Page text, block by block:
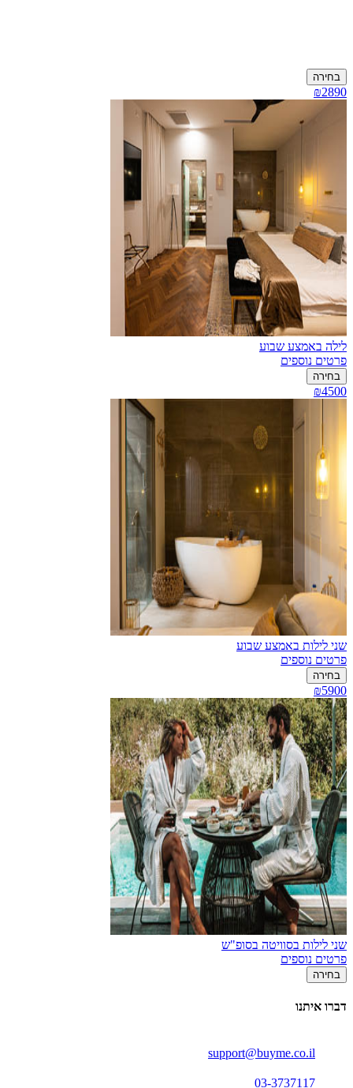
בחירה
₪2890
לילה באמצע שבוע
פרטים נוספים
בחירה
₪4500
שני לילות באמצע שבוע
פרטים נוספים
בחירה
₪5900
שני לילות בסוויטה בסופ"ש
פרטים נוספים
בחירה
דברו איתנו
support@buyme.co.il
03-3737117